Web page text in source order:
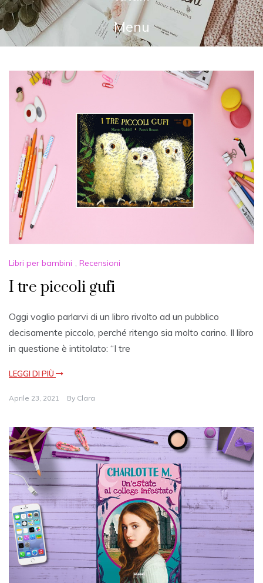
Menu
Libri per bambini , Recensioni
I tre piccoli gufi
Oggi voglio parlarvi di un libro rivolto ad un pubblico
decisamente piccolo, perché ritengo sia molto carino. Il libro
in questione è intitolato: “I tre
LEGGI DI PIÙ
Aprile 23, 2021 By Clara